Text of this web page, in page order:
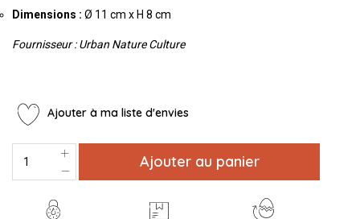
Dimensions : Ø 11 cm x H 8 cm
Fournisseur : Urban Nature Culture
Ajouter à ma liste d'envies
Ajouter au panier